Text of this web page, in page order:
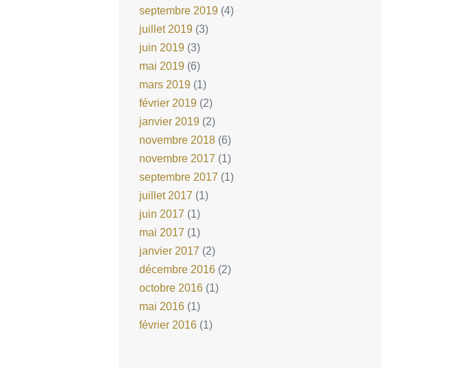
septembre 2019(4)
juillet 2019(3)
juin 2019(3)
mai 2019(6)
mars 2019(1)
février 2019(2)
janvier 2019(2)
novembre 2018(6)
novembre 2017 (1)
septembre 2017 (1)
juillet 2017 (1)
juin 2017 (1)
mai 2017 (1)
janvier 2017 (2)
décembre 2016(2)
octobre 2016(1)
mai 2016(1)
février 2016(1)